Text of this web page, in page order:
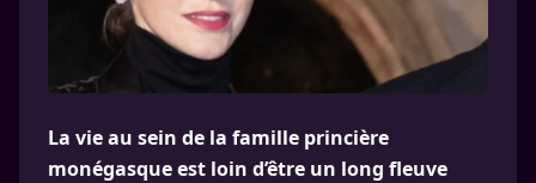
La vie au sein de la famille princière
monégasque est loin d’être un long fleuve